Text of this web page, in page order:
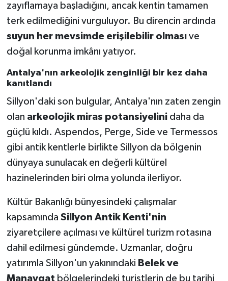
zayıflamaya başladığını, ancak kentin tamamen
terk edilmediğini vurguluyor. Bu direncin ardında
suyun her mevsimde erişilebilir olmasıve
doğal korunma imkânı yatıyor.
Antalya'nın arkeolojik zenginliği bir kez daha
kanıtlandı
Sillyon'daki son bulgular, Antalya'nın zaten zengin
olan arkeolojik miras potansiyelinidaha da
güçlü kıldı. Aspendos, Perge, Side ve Termessos
gibi antik kentlerle birlikte Sillyon da bölgenin
dünyaya sunulacak en değerli kültürel
hazinelerinden biri olma yolunda ilerliyor.
Kültür Bakanlığı bünyesindeki çalışmalar
kapsamında Sillyon Antik Kenti'nin
ziyaretçilere açılması ve kültürel turizm rotasına
dahil edilmesi gündemde. Uzmanlar, doğru
yatırımla Sillyon'un yakınındaki Belek ve
Manavgat bölgelerindeki turistlerin de bu tarihi